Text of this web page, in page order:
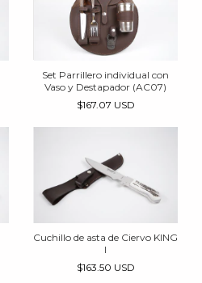
Set Parrillero individual con
Vaso y Destapador (AC07)
$167.07 USD
Cuchillo de asta de Ciervo KING
I
$163.50 USD